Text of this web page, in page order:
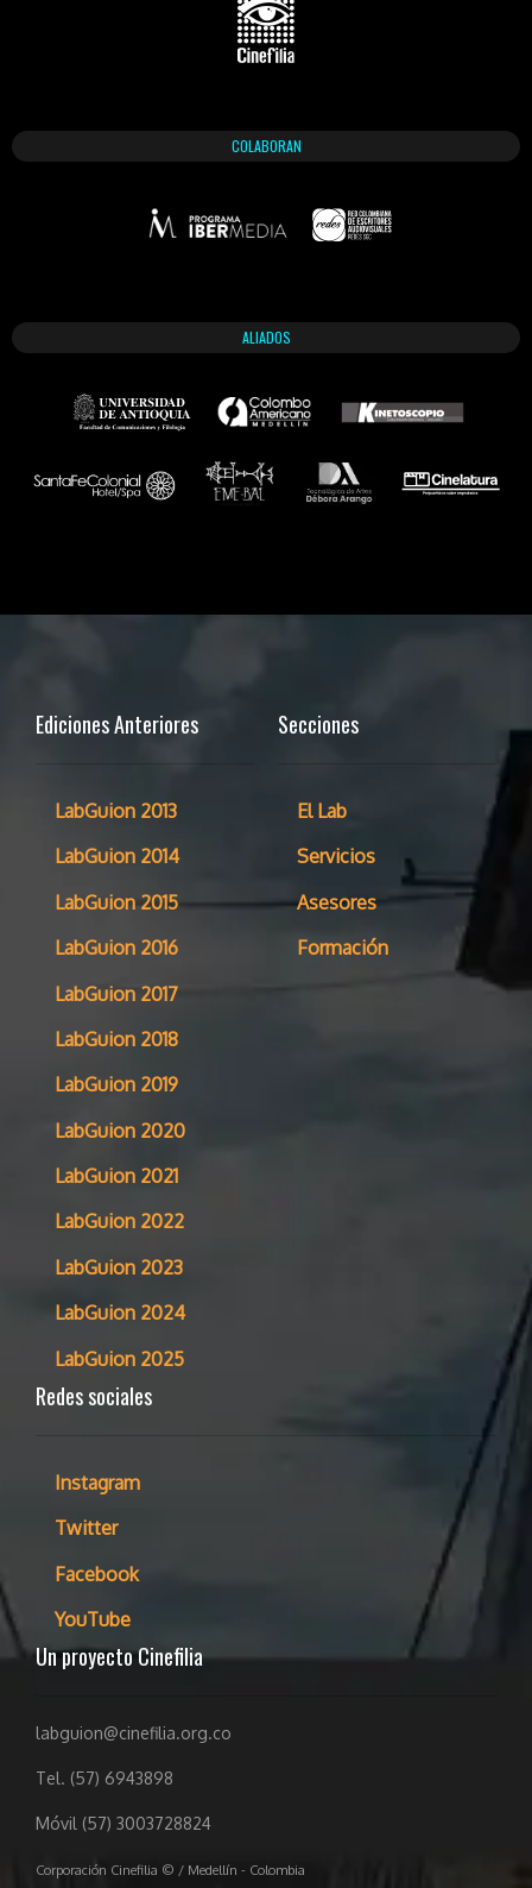
COLABORAN
ALIADOS
Ediciones Anteriores
LabGuion 2013
LabGuion 2014
LabGuion 2015
LabGuion 2016
LabGuion 2017
LabGuion 2018
LabGuion 2019
LabGuion 2020
LabGuion 2021
LabGuion 2022
LabGuion 2023
LabGuion 2024
LabGuion 2025
Secciones
El Lab
Servicios
Asesores
Formación
Redes sociales
Instagram
Twitter
Facebook
YouTube
Un proyecto Cinefilia
labguion@cinefilia.org.co
Tel. (57) 6943898
Móvil (57) 3003728824
Corporación Cinefilia © / Medellín - Colombia